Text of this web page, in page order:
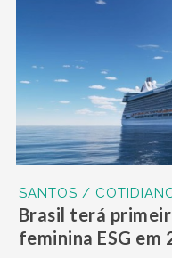
SANTOS /
Brasil terá
feminina ESG em